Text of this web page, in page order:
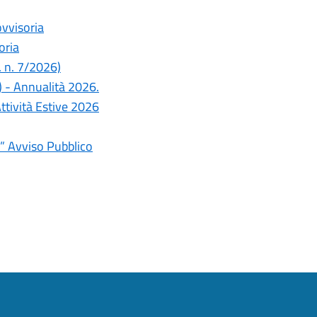
n. 7/2026)
- Annualità 2026.
Estive 2026
Avviso Pubblico